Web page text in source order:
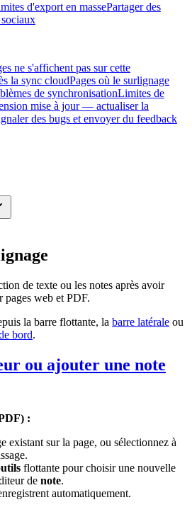
d'export en massePartager des
ne s'affichent pas sur cette
la sync cloudPages où le surlignage
de synchronisationLimites de
mise à jour — actualiser la
des bugs et envoyer du feedback
de texte ou les notes après avoir
pages web et PDF.
la barre flottante, la barre latérale ou
bord.
ou ajouter une note
:
existant sur la page, ou sélectionnez à
flottante pour choisir une nouvelle
de note.
automatiquement.